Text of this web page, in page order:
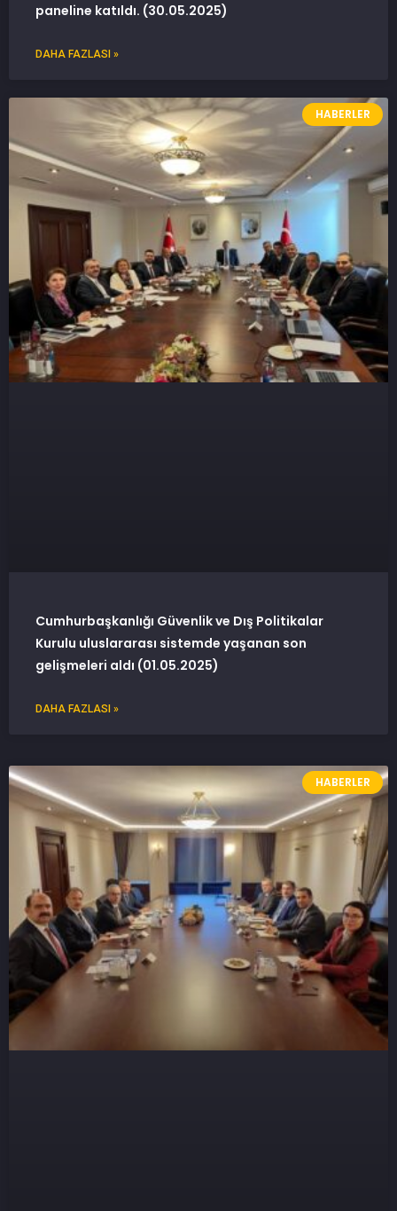
paneline katıldı. (30.05.2025)
DAHA FAZLASI »
HABERLER
Cumhurbaşkanlığı Güvenlik ve Dış Politikalar
Kurulu uluslararası sistemde yaşanan son
gelişmeleri aldı (01.05.2025)
DAHA FAZLASI »
HABERLER